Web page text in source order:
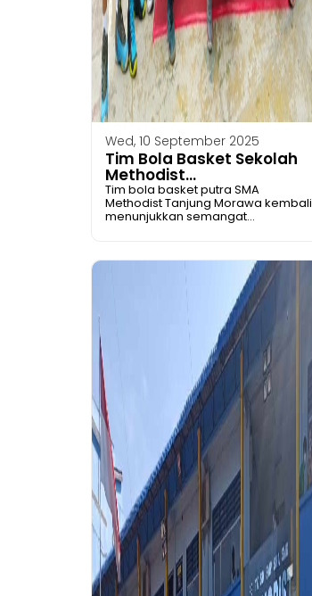
Wed, 10 September 2025
Tim Bola Basket Sekolah
Methodist...
Tim bola basket putra SMA
Methodist Tanjung Morawa kembali
menunjukkan semangat...